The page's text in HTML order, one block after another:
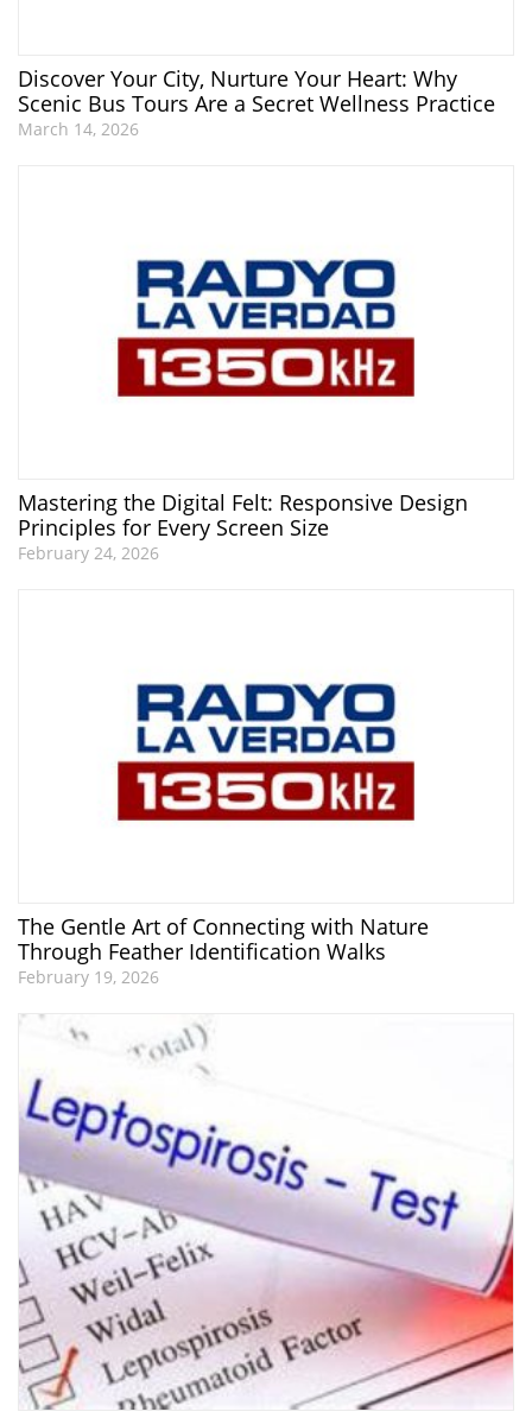
Discover Your City, Nurture Your Heart: Why
Scenic Bus Tours Are a Secret Wellness Practice
March 14, 2026
Mastering the Digital Felt: Responsive Design
Principles for Every Screen Size
February 24, 2026
The Gentle Art of Connecting with Nature
Through Feather Identification Walks
February 19, 2026